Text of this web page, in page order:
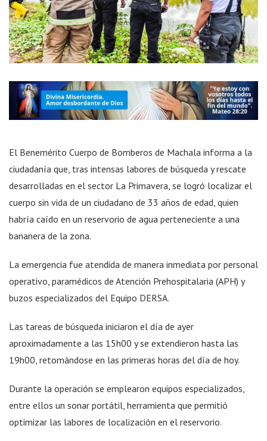
El Benemérito Cuerpo de Bomberos de Machala informa a la
ciudadanía que, tras intensas labores de búsqueda y rescate
desarrolladas en el sector La Primavera, se logró localizar el
cuerpo sin vida de un ciudadano de 33 años de edad, quien
habría caído en un reservorio de agua perteneciente a una
bananera de la zona.
La emergencia fue atendida de manera inmediata por personal
operativo, paramédicos de Atención Prehospitalaria (APH) y
buzos especializados del Equipo DERSA.
Las tareas de búsqueda iniciaron el día de ayer
aproximadamente a las 15h00 y se extendieron hasta las
19h00, retomándose en las primeras horas del día de hoy.
Durante la operación se emplearon equipos especializados,
entre ellos un sonar portátil, herramienta que permitió
optimizar las labores de localización en el reservorio.